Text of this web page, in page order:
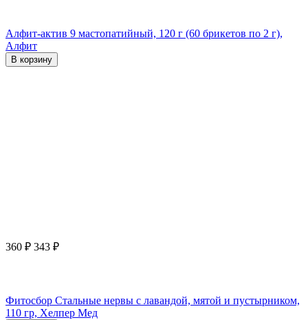
Алфит-актив 9 мастопатийный, 120 г (60 брикетов по 2 г),
Алфит
В корзину
360 ₽ 343 ₽
Фитосбор Стальные нервы с лавандой, мятой и пустырником,
110 гр, Хелпер Мед